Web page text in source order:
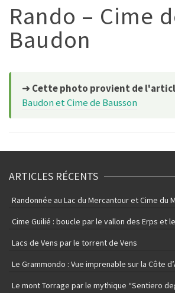
Rando – Cime
Baudon
➜ Cette photo provient de
Baudon et Cime de Bausson
ARTICLES RÉCENTS
Randonnée au Lac du Mercantour et Cime du
Cime Guilié : boucle par le vallon des Erps et
Lacs de Vens par le torrent de Vens
Le Grammondo : Vue imprenable sur la Côte
Le mont Torrage par le mythique “Sentiero